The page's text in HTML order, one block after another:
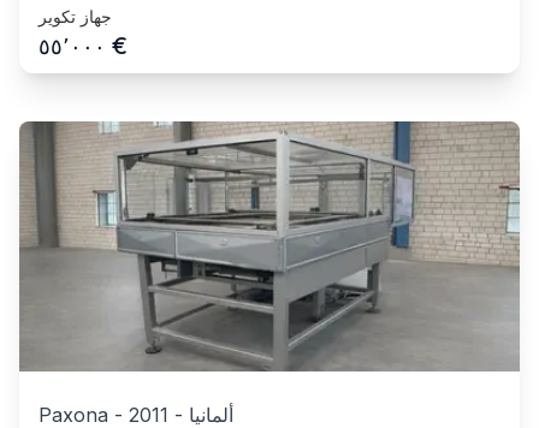
جهاز تكوير
٥٥٬٠٠٠ €
Paxona - 2011 - ألمانيا